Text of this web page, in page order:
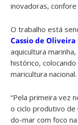
inovadoras, confore
O trabalho está
Cassio de Oliveira
aquicultura
histórico, colocando
maricultura nacional.
“Pela primeira vez
o ciclo produtivo de
do-mar com foco